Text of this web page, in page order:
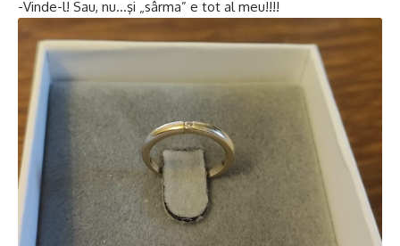
-Vinde-l! Sau, nu…şi „sârma” e tot al meu!!!!